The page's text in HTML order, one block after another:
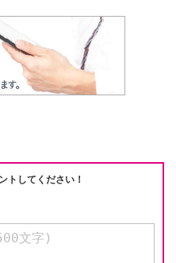
トしてください！